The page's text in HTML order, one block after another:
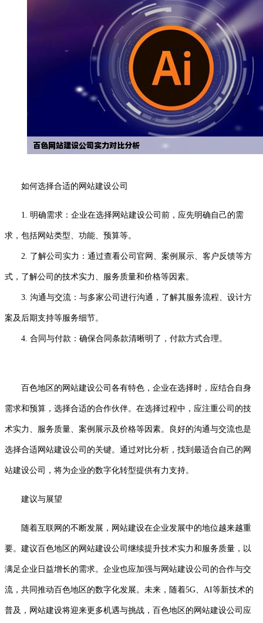
如何选择合适的网站建设公司
1. 明确需求：企业在选择网站建设公司前，应先明确自己的需
求，包括网站类型、功能、预算等。
2. 了解公司实力：通过查看公司官网、案例展示、客户反馈等方
式，了解公司的技术实力、服务质量和价格等因素。
3. 沟通与交流：与多家公司进行沟通，了解其服务流程、设计方
案及后期支持等服务细节。
4. 合同与付款：确保合同条款清晰明了，付款方式合理。
百色地区的网站建设公司各有特色，企业在选择时，应结合自身
需求和预算，选择合适的合作伙伴。在选择过程中，应注重公司的技
术实力、服务质量、案例展示及价格等因素。良好的沟通与交流也是
选择合适网站建设公司的关键。通过对比分析，找到最适合自己的网
站建设公司，将为企业的数字化转型提供有力支持。
建议与展望
随着互联网的不断发展，网站建设在企业发展中的地位越来越重
要。建议百色地区的网站建设公司继续提升技术实力和服务质量，以
满足企业日益增长的需求。企业也应加强与网站建设公司的合作与交
流，共同推动百色地区的数字化发展。未来，随着5G、AI等新技术的
普及，网站建设将迎来更多机遇与挑战，百色地区的网站建设公司应